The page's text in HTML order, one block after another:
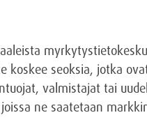
koskee seoksia, jotka
valmistajat tai
ne saatetaan